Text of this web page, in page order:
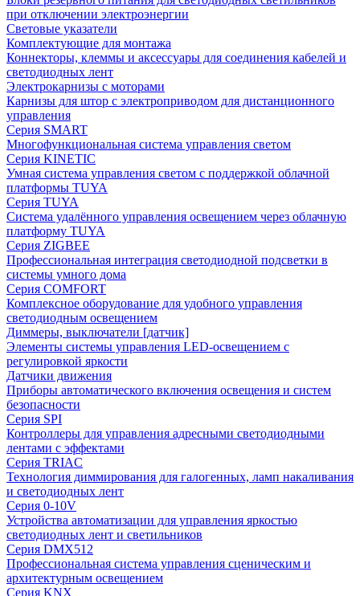
при отключении электроэнергии
Световые указатели
Комплектующие для монтажа
Коннекторы, клеммы и аксессуары для соединения кабелей и
светодиодных лент
Электрокарнизы с моторами
Карнизы для штор с электроприводом для дистанционного
управления
Серия SMART
Многофункциональная система управления светом
Серия KINETIC
Умная система управления светом с поддержкой облачной
платформы TUYA
Серия TUYA
Система удалённого управления освещением через облачную
платформу TUYA
Серия ZIGBEE
Профессиональная интеграция светодиодной подсветки в
системы умного дома
Серия COMFORT
Комплексное оборудование для удобного управления
светодиодным освещением
Диммеры, выключатели [датчик]
Элементы системы управления LED-освещением с
регулировкой яркости
Датчики движения
Приборы автоматического включения освещения и систем
безопасности
Серия SPI
Контроллеры для управления адресными светодиодными
лентами с эффектами
Серия TRIAC
Технология диммирования для галогенных, ламп накаливания
и светодиодных лент
Серия 0-10V
Устройства автоматизации для управления яркостью
светодиодных лент и светильников
Серия DMX512
Профессиональная система управления сценическим и
архитектурным освещением
Серия KNX